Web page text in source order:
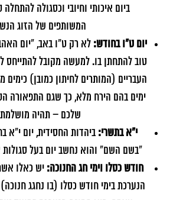
ביום איכותי וחיובי וכסגולה
המשותפים של הזוג
יום ט"ו בחודש:לא רק ט"ו באב, "יום
טוב להתחתן בו. למעשה מקובל להתייחס
העבריים (המותרים לחיתון כמובן) כימים
ימים בהם הירח מלא, כך שגם התפאורה
שלכם – תהיה
י"א בתשרי: ביהדות החסידית, יום י"א
"בשם השם" והוא נחשב יום בעל סגולות
חודש כסלו וימי חג החנוכה: יש כאלו
הנערכת בימי חודש כסלו (בו נחגג